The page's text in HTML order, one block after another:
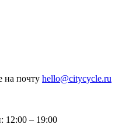
на почту hello@citycycle.ru
12:00 – 19:00